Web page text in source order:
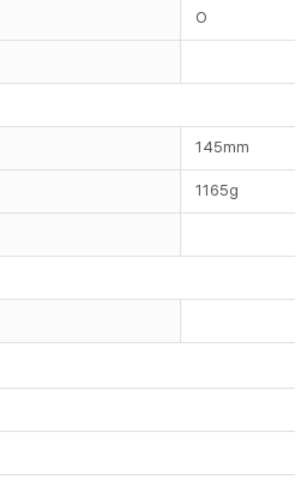
O
145mm
1165g